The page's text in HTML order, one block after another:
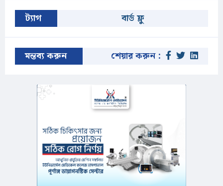
ট্যাগ বার্ড ফ্লু
মন্তব্য করুন শেয়ার করুন :